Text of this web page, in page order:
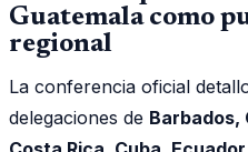
Guatemala como
regional
La conferencia oficial
delegaciones de Barbados,